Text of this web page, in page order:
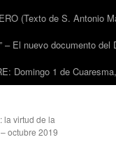
(Texto de S. Antonio
– El nuevo documento
Domingo 1 de
la virtud de la
octubre 2019